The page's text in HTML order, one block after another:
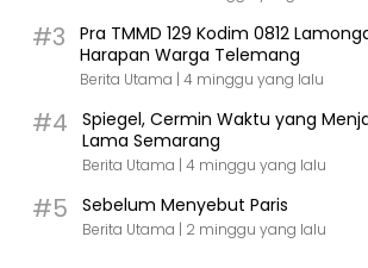
#3
Pra TMMD 129 Kodim 0812
Harapan Warga Telemang
Berita Utama | 4 minggu yang lalu
#4
Spiegel, Cermin Waktu yang
Lama Semarang
Berita Utama | 4 minggu yang lalu
#5 Sebelum Menyebut Paris
Berita Utama | 2 minggu yang lalu